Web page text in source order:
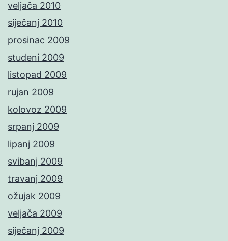
veljača 2010
siječanj 2010
prosinac 2009
studeni 2009
listopad 2009
rujan 2009
kolovoz 2009
srpanj 2009
lipanj 2009
svibanj 2009
travanj 2009
ožujak 2009
veljača 2009
siječanj 2009